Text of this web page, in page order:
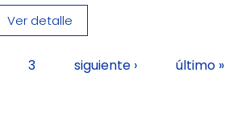
Ver detalle
3 siguiente › último »